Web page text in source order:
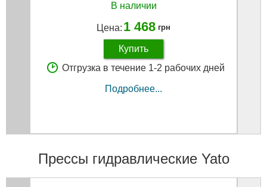
В наличии
Цена: 1 468 грн
Купить
Отгрузка в течение 1-2 рабочих дней
Подробнее...
Прессы гидравлические Yato